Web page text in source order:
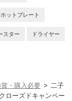
ホットプレート
スター ドライヤー
・購入必要
二子
ローズドキャンペー